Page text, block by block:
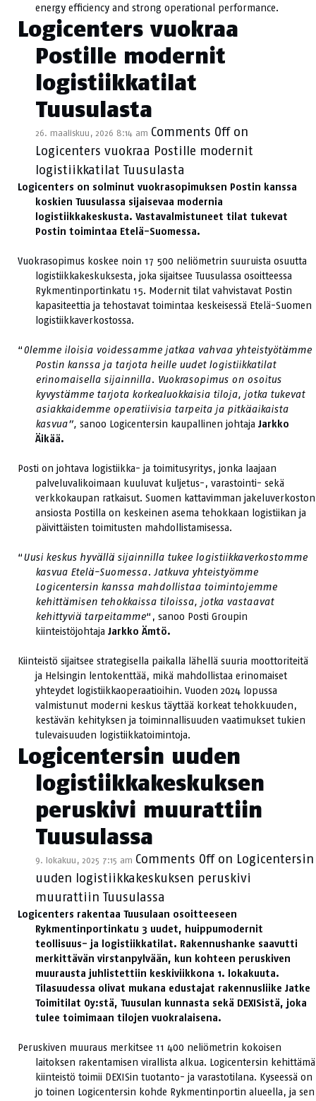
energy efficiency and strong operational performance.
Logicenters vuokraa
Postille modernit
logistiikkatilat
Tuusulasta
26. maaliskuu, 2026 8:14 am Comments Offon
Logicenters vuokraa Postille modernit
logistiikkatilat Tuusulasta
Logicenters on solminut vuokrasopimuksen Postin kanssa
koskien Tuusulassa sijaisevaa modernia
logistiikkakeskusta. Vastavalmistuneet tilat tukevat
Postin toimintaa Etelä-Suomessa.
Vuokrasopimus koskee noin 17 500 neliömetrin suuruista osuutta
logistiikkakeskuksesta, joka sijaitsee Tuusulassa osoitteessa
Rykmentinportinkatu 15. Modernit tilat vahvistavat Postin
kapasiteettia ja tehostavat toimintaa keskeisessä Etelä-Suomen
logistiikkaverkostossa.
“Olemme iloisia voidessamme jatkaa vahvaa yhteistyötämme
Postin kanssa ja tarjota heille uudet logistiikkatilat
erinomaisella sijainnilla. Vuokrasopimus on osoitus
kyvystämme tarjota korkealuokkaisia tiloja, jotka tukevat
asiakkaidemme operatiivisia tarpeita ja pitkäaikaista
kasvua”,sanoo Logicentersin kaupallinen johtaja Jarkko
Äikää.
Posti on johtava logistiikka- ja toimitusyritys, jonka laajaan
palveluvalikoimaan kuuluvat kuljetus-, varastointi- sekä
verkkokaupan ratkaisut. Suomen kattavimman jakeluverkoston
ansiosta Postilla on keskeinen asema tehokkaan logistiikan ja
päivittäisten toimitusten mahdollistamisessa.
“Uusi keskus hyvällä sijainnilla tukee logistiikkaverkostomme
kasvua Etelä-Suomessa. Jatkuva yhteistyömme
Logicentersin kanssa mahdollistaa toimintojemme
kehittämisen tehokkaissa tiloissa, jotka vastaavat
kehittyviä tarpeitamme“, sanoo Posti Groupin
kiinteistöjohtajaJarkko Ämtö.
Kiinteistö sijaitsee strategisella paikalla lähellä suuria moottoriteitä
ja Helsingin lentokenttää, mikä mahdollistaa erinomaiset
yhteydet logistiikkaoperaatioihin. Vuoden 2024 lopussa
valmistunut moderni keskus täyttää korkeat tehokkuuden,
kestävän kehityksen ja toiminnallisuuden vaatimukset tukien
tulevaisuuden logistiikkatoimintoja.
Logicentersin uuden
logistiikkakeskuksen
peruskivi muurattiin
Tuusulassa
9. lokakuu, 2025 7:15 am Comments Offon Logicentersin
uuden logistiikkakeskuksen peruskivi
muurattiin Tuusulassa
Logicenters rakentaa Tuusulaan osoitteeseen
Rykmentinportinkatu 3 uudet, huippumodernit
teollisuus- ja logistiikkatilat. Rakennushanke saavutti
merkittävän virstanpylvään, kun kohteen peruskiven
muurausta juhlistettiin keskiviikkona 1. lokakuuta.
Tilasuudessa olivat mukana edustajat rakennusliike Jatke
Toimitilat Oy:stä, Tuusulan kunnasta sekä DEXISistä, joka
tulee toimimaan tilojen vuokralaisena.
Peruskiven muuraus merkitsee 11 400 neliömetrin kokoisen
laitoksen rakentamisen virallista alkua. Logicentersin kehittämä
kiinteistö toimii DEXISin tuotanto- ja varastotilana. Kyseessä on
jo toinen Logicentersin kohde Rykmentinportin alueella, ja sen